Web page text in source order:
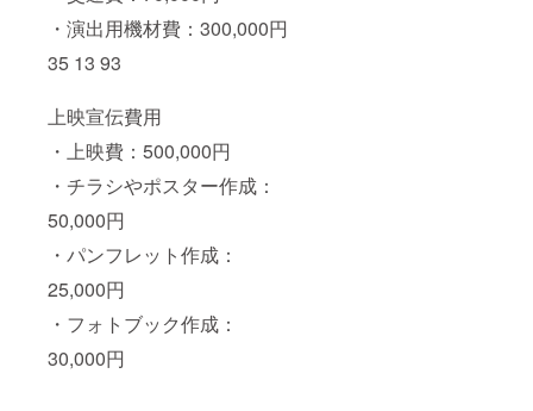
・演出用機材費：300,000円
35 13 93
上映宣伝費用
・上映費：500,000円
・チラシやポスター作成：
50,000円
・パンフレット作成：
25,000円
・フォトブック作成：
30,000円